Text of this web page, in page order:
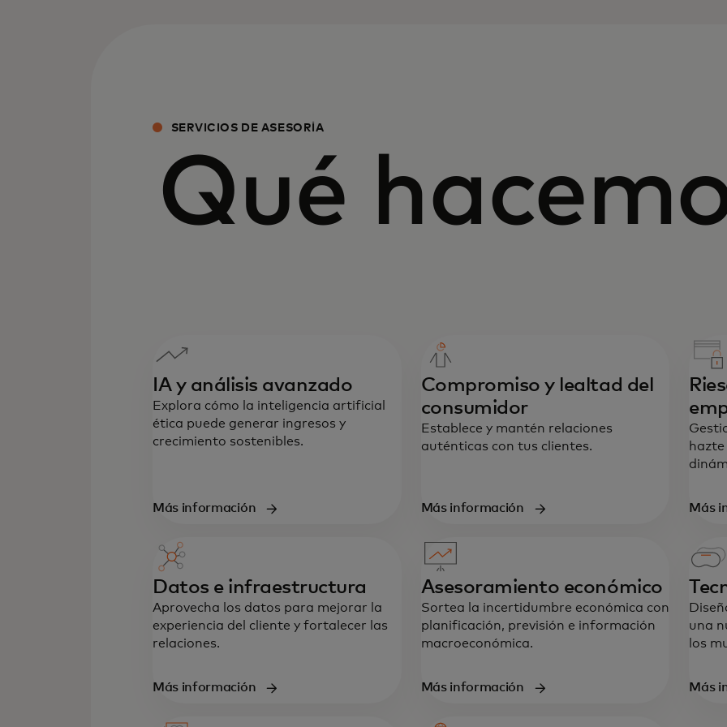
SERVICIOS DE ASESORÍA
Qué
IA y análisis avanzado
Explora cómo la inteligencia artificial
ética puede generar ingresos y
crecimiento sostenibles.
Más información
Compromiso y lealtad del
consumidor
Establece y mantén relaciones
auténticas con tus clientes.
Más información Más
Datos e infraestructura
Aprovecha los datos para mejorar la
experiencia del cliente y fortalecer las
relaciones.
Más información
Asesoramiento económico
Sortea la incertidumbre económica con
planificación, previsión e información
macroeconómica.
Más información
una
los
Más